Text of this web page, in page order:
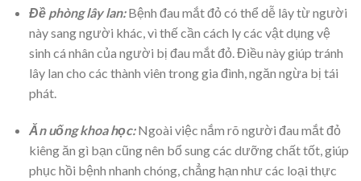
Đề phòng lây lan:Bệnh đau mắt đỏ có thể dễ lây từ người
này sang người khác, vì thế cần cách ly các vật dụng vệ
sinh cá nhân của người bị đau mắt đỏ. Điều này giúp tránh
lây lan cho các thành viên trong gia đình, ngăn ngừa bị tái
phát.
Ăn uống khoa học:Ngoài việc nắm rõ người đau mắt đỏ
kiêng ăn gì bạn cũng nên bổ sung các dưỡng chất tốt, giúp
phục hồi bệnh nhanh chóng, chẳng hạn như các loại thực